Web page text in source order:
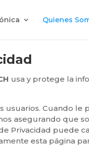
Quienes
usa y protege la
Cuando le
asegurando que
Privacidad puede
esta página